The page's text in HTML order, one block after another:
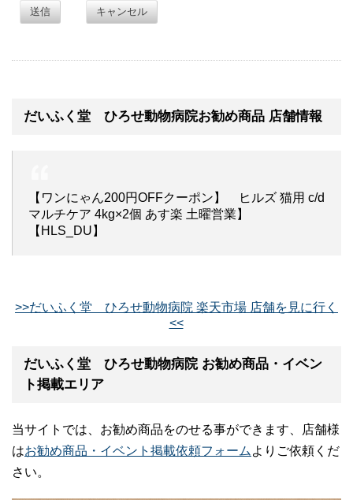
送信 キャンセル
だいふく堂 ひろせ動物病院お勧め商品 店舗情報
【ワンにゃん200円OFFクーポン】 ヒルズ 猫用 c/d
マルチケア 4kg×2個 あす楽 土曜営業】
【HLS_DU】
>>だいふく堂 ひろせ動物病院 楽天市場 店舗を見に行く
<<
だいふく堂 ひろせ動物病院 お勧め商品・イベン
ト掲載エリア
当サイトでは、お勧め商品をのせる事ができます、店舗様
はお勧め商品・イベント掲載依頼フォーム よりご依頼くだ
さい。